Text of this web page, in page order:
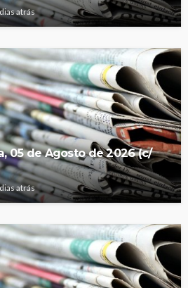
atrás
05 de Agosto de 2026 (c/
atrás